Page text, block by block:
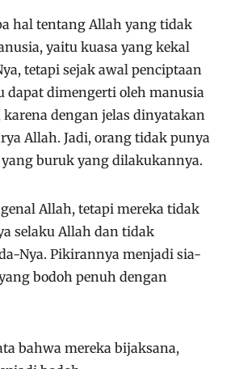
hal tentang Allah yang tidak
yaitu kuasa yang kekal
tetapi sejak awal penciptaan
dapat dimengerti oleh manusia
dengan jelas dinyatakan
Allah. Jadi, orang tidak punya
buruk yang dilakukannya.
Allah, tetapi mereka tidak
selaku Allah dan tidak
Nya. Pikirannya menjadi sia-
bodoh penuh dengan
bahwa mereka bijaksana,